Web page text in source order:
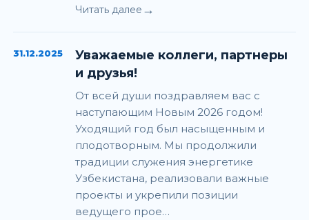
Читать далее →
31.12.2025
Уважаемые коллеги, партнеры
и друзья!
От всей души поздравляем вас с
наступающим Новым 2026 годом!
Уходящий год был насыщенным и
плодотворным. Мы продолжили
традиции служения энергетике
Узбекистана, реализовали важные
проекты и укрепили позиции
ведущего прое…